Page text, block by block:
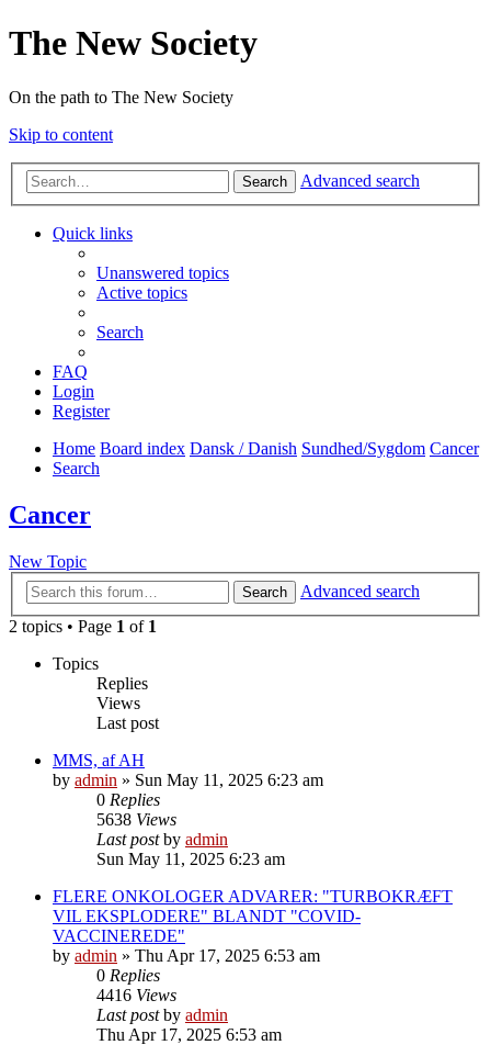
The New Society
On the path to The New Society
Skip to content
Search Advanced search
Quick links
Unanswered topics
Active topics
Search
FAQ
Login
Register
Home Board index Dansk / Danish Sundhed/Sygdom Cancer
Search
Cancer
New Topic
Search
Advanced search
2 topics • Page 1 of 1
Topics
Replies
Views
Last post
MMS, af AH
by admin » Sun May 11, 2025 6:23 am
0 Replies
5638 Views
Last postby admin
Sun May 11, 2025 6:23 am
FLERE ONKOLOGER ADVARER: "TURBOKRÆFT
VIL EKSPLODERE" BLANDT "COVID-
VACCINEREDE"
by admin » Thu Apr 17, 2025 6:53 am
0 Replies
4416 Views
Last postby admin
Thu Apr 17, 2025 6:53 am